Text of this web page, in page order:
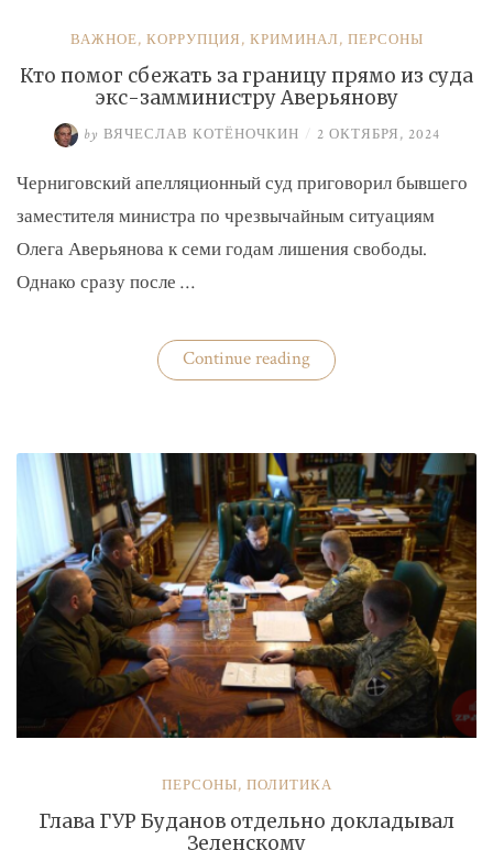
ВАЖНОЕ, КОРРУПЦИЯ, КРИМИНАЛ, ПЕРСОНЫ
Кто помог сбежать за границу прямо из суда
экс-замминистру Аверьянову
by ВЯЧЕСЛАВ КОТЁНОЧКИН / 2 ОКТЯБРЯ, 2024
Черниговский апелляционный суд приговорил бывшего
заместителя министра по чрезвычайным ситуациям
Олега Аверьянова к семи годам лишения свободы.
Однако сразу после …
Continue reading«Кто
помог
прямо
из
суда
экс-
замминистру
Аверьянову»
ПЕРСОНЫ, ПОЛИТИКА
Глава ГУР Буданов отдельно докладывал
Зеленскому